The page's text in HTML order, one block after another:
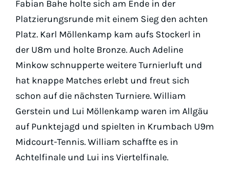
Platz
Fabian Bahe holte sich am Ende in der
Platzierungsrunde mit einem Sieg den achten
Platz. Karl Möllenkamp kam aufs Stockerl in
der U8m und holte Bronze. Auch Adeline
Minkow schnupperte weitere Turnierluft und
hat knappe Matches erlebt und freut sich
schon auf die nächsten Turniere. William
Gerstein und Lui Möllenkamp waren im Allgäu
auf Punktejagd und spielten in Krumbach U9m
Midcourt-Tennis. William schaffte es in
Achtelfinale und Lui ins Viertelfinale.